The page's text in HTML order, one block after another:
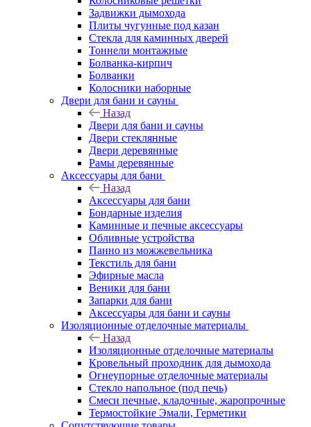
Задвижки дымохода
Плиты чугунные под казан
Стекла для каминных дверей
Тоннели монтажные
Болванка-кирпич
Болванки
Колосники наборные
Двери для бани и сауны
Назад
Двери для бани и сауны
Двери стеклянные
Двери деревянные
Рамы деревянные
Аксессуары для бани
Назад
Аксессуары для бани
Бондарные изделия
Каминные и печные аксессуары
Обливные устройства
Панно из можжевельника
Текстиль для бани
Эфирные масла
Веники для бани
Запарки для бани
Аксессуары для бани и сауны
Изоляционные отделочные материалы
Назад
Изоляционные отделочные материалы
Кровельный проходник для дымохода
Огнеупорные отделочные материалы
Стекло напольное (под печь)
Смеси печные, кладочные, жаропрочные
Термостойкие Эмали, Герметики